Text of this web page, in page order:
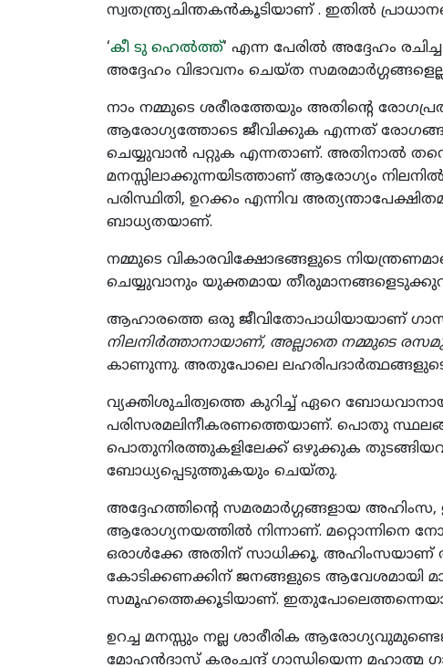
സ്വതന്ത്ര്യചിന്തകന്‍കൂടിയാണ് . ഇതില്‍
‘കീ ടു ഹെല്‍ത്ത്‘ എന്ന പേരില്‍ അദ്ദേഹം
അദ്ദേഹം വിഭാവനം ചെയ്ത
നാം നമ്മുടെ ശരീരത്തേയും അതിന്‍റെ
ആരോഗ്യത്തോടെ ജീവിക്കുക എന്നത്
ചെയ്യുവാന്‍ പറ്റുക എന്നതാണ്. അതിനാല്‍ തന്നെ
മനസ്സിലാക്കുന്നയിടത്താണ് ആരോഗ്യം
പരിസ്ഥിതി, ഉറക്കം എന്നിവ
ബാധ്യതയാണ്.
നമ്മുടെ വികാരവിക്ഷോഭങ്ങളുടെ
ചെയ്യുവാനും യുക്തമായ
ആഹാരത്തെ ഒരു ജീവിതോപാധിയായാണ്
നിലനിര്‍ത്താനായാണ്, അല്ലാതെ നമ്മുടെ
കാണുന്നു. അതുപോലെ
വ്യക്തിശുചിത്വത്തെ കുറിച്ച് ഏറെ
പരിസരമലിനീകരണത്തെയാണ്. പൊതു
പൊതുനിരത്തുകളിലേക്ക് ഒഴുക്കുക
ബോധ്യപ്പെടുത്തുകയും ചെയ്തു.
അദ്ദേഹത്തിന്‍റെ സമരമാര്‍ഗ്ഗങ്ങളായ
ആരോഗ്യനയത്തില്‍ നിന്നാണ്. മറ്റൊന്നിനെ
ഒരാള്‍ക്കേ അതിന് സാധിക്കൂ. അഹിംസയാണ്
കോടിക്കണക്കിന് ജനങ്ങളുടെ ആവേശമായി
സമൂഹത്തെക്കൂടിയാണ്.
ഉറച്ച മനസ്സും നല്ല ശാരീരിക
മോഹന്‍ദാസ് കരംചന്ദ് ഗാന്ധിയെന്ന മഹാത്മ